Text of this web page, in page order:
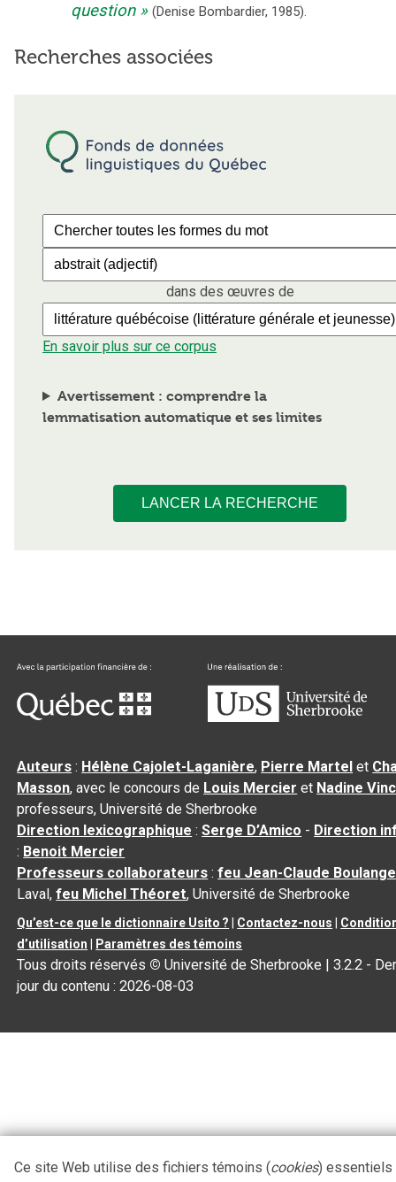
question
(Denise Bombardier, 1985).
Recherches associées
dans des œuvres de
En savoir plus sur ce corpus
Avertissement : comprendre la
lemmatisation automatique et ses limites
LANCER LA RECHERCHE
Auteurs : Hélène Cajolet-Laganière, Pierre Martel et
Masson, avec le concours de Louis Mercier et Nadine
professeurs, Université de Sherbrooke
Direction lexicographique :Serge D’Amico - Direction
: Benoit Mercier
Professeurs collaborateurs :feu Jean-Claude
Laval,feu Michel Théoret, Université de Sherbrooke
Qu’est-ce que le dictionnaire Usito ? Contactez-nous
d’utilisation
Paramètres des témoins
Tous droits réservés © Université de Sherbrooke |3.2.2 -
jour du contenu :2026-08-03
Ce site Web utilise des fichiers témoins (cookies) essentiels